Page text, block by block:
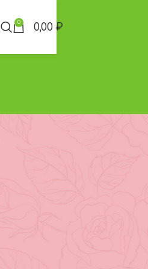
0 0,00 ₽